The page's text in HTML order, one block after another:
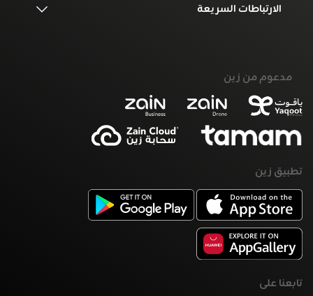
الارتباطات السريعة
مدعوم من زين
تطبيق زين
تابعنا على